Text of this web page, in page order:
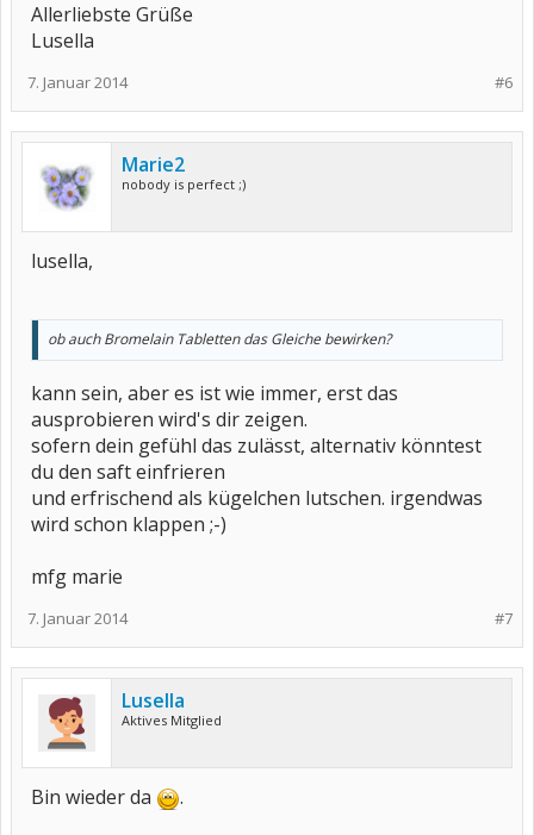
Allerliebste Grüße
Lusella
#6
7. Januar 2014
Marie2
nobody is perfect ;)
lusella,
ob auch Bromelain Tabletten das Gleiche bewirken?
kann sein, aber es ist wie immer, erst das
ausprobieren wird's dir zeigen.
sofern dein gefühl das zulässt, alternativ könntest
du den saft einfrieren
und erfrischend als kügelchen lutschen. irgendwas
wird schon klappen ;-)
mfg marie
#7
7. Januar 2014
Lusella
Aktives Mitglied
Bin wieder da
.